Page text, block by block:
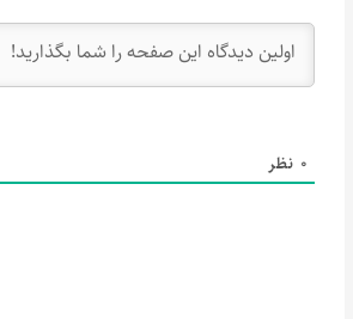
0 نظر